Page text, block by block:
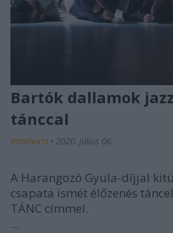
Bartók dallamok
tánccal
mtothorsi • 2020. július 06.
A Harangozó Gyula-díjjal
csapata ismét élőzenés
TÁNC címmel.
...